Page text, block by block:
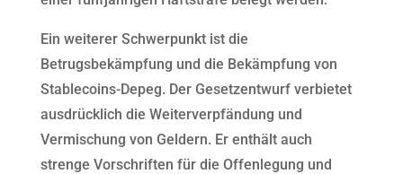
Ein weiterer Schwerpunkt ist die
Betrugsbekämpfung und die Bekämpfung von
Stablecoins-Depeg. Der Gesetzentwurf verbietet
ausdrücklich die Weiterverpfändung und
Vermischung von Geldern. Er enthält auch
strenge Vorschriften für die Offenlegung und